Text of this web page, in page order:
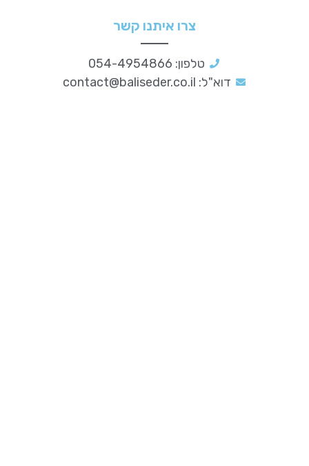
צרו איתנו קשר
טלפון: 054-4954866
דוא"ל: contact@baliseder.co.il